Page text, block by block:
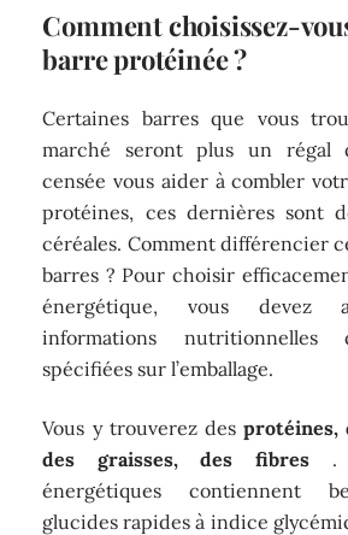
Comment choisissez-
barre protéinée ?
Certaines barres que vous
marché seront plus un régal
censée vous aider à combler
protéines, ces dernières sont
céréales. Comment différencier
barres ? Pour choisir
énergétique, vous devez
informations nutritionnelles
spécifiées sur l’emballage.
Vous y trouverez desprotéines,
des graisses, des
fibres .
énergétiques contiennent
glucides rapides à indice